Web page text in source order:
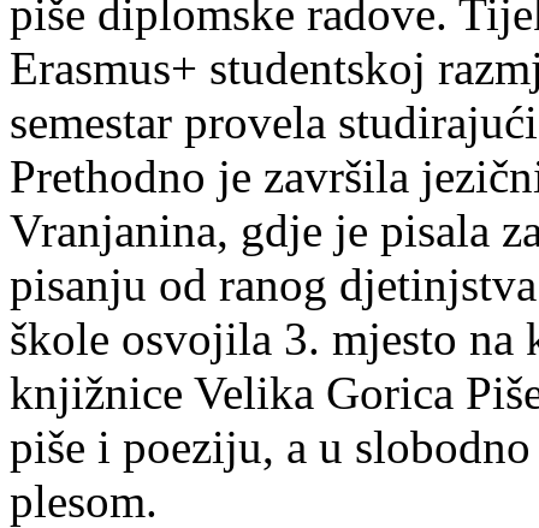
piše diplomske radove.
Erasmus+ studentskoj
semestar provela
Prethodno je završila
Vranjanina, gdje je pisala
pisanju od ranog
škole osvojila 3. mjesto na
knjižnice Velika Gorica
piše i poeziju, a u
plesom.